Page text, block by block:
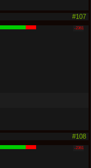
#107
-2361
#108
-2361